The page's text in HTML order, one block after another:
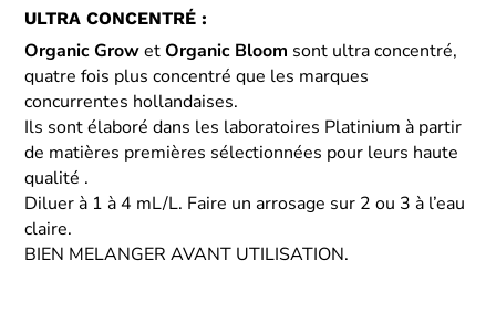
ULTRA CONCENTRÉ :
Organic GrowetOrganic Bloom sont ultra concentré,
quatre fois plus concentré que les marques
concurrentes hollandaises.
Ils sont élaboré dans les laboratoires Platinium à partir
de matières premières sélectionnées pour leurs haute
qualité .
Diluer à 1 à 4 mL/L. Faire un arrosage sur 2 ou 3 à l’eau
claire.
BIEN MELANGER AVANT UTILISATION.